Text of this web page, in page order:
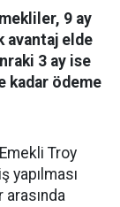
9 ay
avantaj elde
3 ay ise
kadar ödeme
Troy
yapılması